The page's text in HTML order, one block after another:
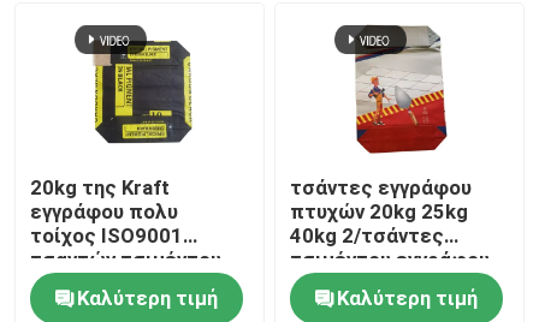
20kg της Kraft
εγγράφου πολυ
τοίχος ISO9001
τσαντών τσιμέντου
αδιάβροχος με την
κόλλαΚαλύτερη τιμή
τσάντες εγγράφου
πτυχών 20kg 25kg
40kg 2/τσάντες
τσιμέντου εγγράφου
της Kraft με τη
συγκολλητική σκόνη
Καλύτερη τιμή